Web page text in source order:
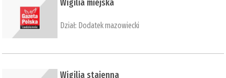
​Wigilia miejska
Dział: Dodatek mazowiecki
​Wigilia stajenna